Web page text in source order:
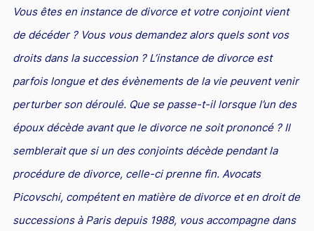
Entreprises en difficultés / Restructuring
Réduction des charges sociales
Droit de la santé
Cabinet d’avocats d’affaires : comment le choisir ?
BTP
PICOVSCHI
Concurrence déloyale : définition et sanctions
L'action en concurrence déloyale : comment l'avocat peut-
Copie servile de site Internet, concurrence déloyale et
Concurrence déloyale : parasitisme, désorganisation,
Action pénale en contrefaçon
Contrôle fiscal : deux avocats fiscalistes et un ancien
Optimisation fiscale : attention aux risques
Régularisation des avoirs détenus à l’étranger
Fiscalité de la rémunération des dirigeants
Droit des marques : des avocats compétents pour créer ou
Jurisprudences et actualités en droit de la propriété
les défendre
Contrats informatiques
Avocat en nouvelles technologies-Internet
Intelligence artificielle
en droit du travail vous assistent
Relations franco-américaines
Avocats franco-chinois : notre pôle d’affaires dédié
Relations franco-japonaises
Relations franco-canadiennes
Contrat international
Vous êtes en instance de divorce et votre conjoint vient
de décéder ? Vous vous demandez alors quels sont vos
droits dans la succession ? L’instance de divorce est
parfois longue et des évènements de la vie peuvent venir
perturber son déroulé. Que se passe-t-il lorsque l’un des
époux décède avant que le divorce ne soit prononcé ? Il
semblerait que si un des conjoints décède pendant la
procédure de divorce, celle-ci prenne fin. Avocats
Picovschi, compétent en matière de divorce et en droit de
successions à Paris depuis 1988, vous accompagne dans